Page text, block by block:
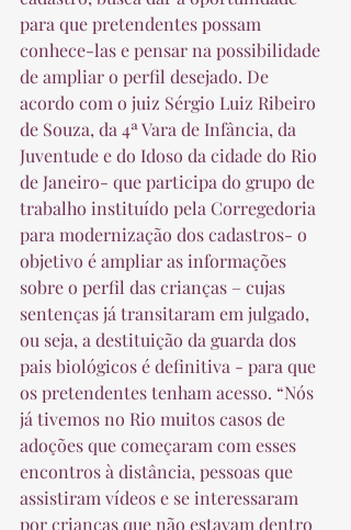
para que pretendentes possam
conhece-las e pensar na possibilidade
de ampliar o perfil desejado. De
acordo com o juiz Sérgio Luiz Ribeiro
de Souza, da 4ª Vara de Infância, da
Juventude e do Idoso da cidade do Rio
de Janeiro- que participa do grupo de
trabalho instituído pela Corregedoria
para modernização dos cadastros- o
objetivo é ampliar as informações
sobre o perfil das crianças – cujas
sentenças já transitaram em julgado,
ou seja, a destituição da guarda dos
pais biológicos é definitiva - para que
os pretendentes tenham acesso. “Nós
já tivemos no Rio muitos casos de
adoções que começaram com esses
encontros à distância, pessoas que
assistiram vídeos e se interessaram
por crianças que não estavam dentro